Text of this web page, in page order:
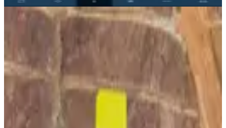
Doru'dan Önsen'de Satılık Müstakil
7.500.000 ₺